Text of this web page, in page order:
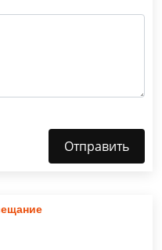
Отправить